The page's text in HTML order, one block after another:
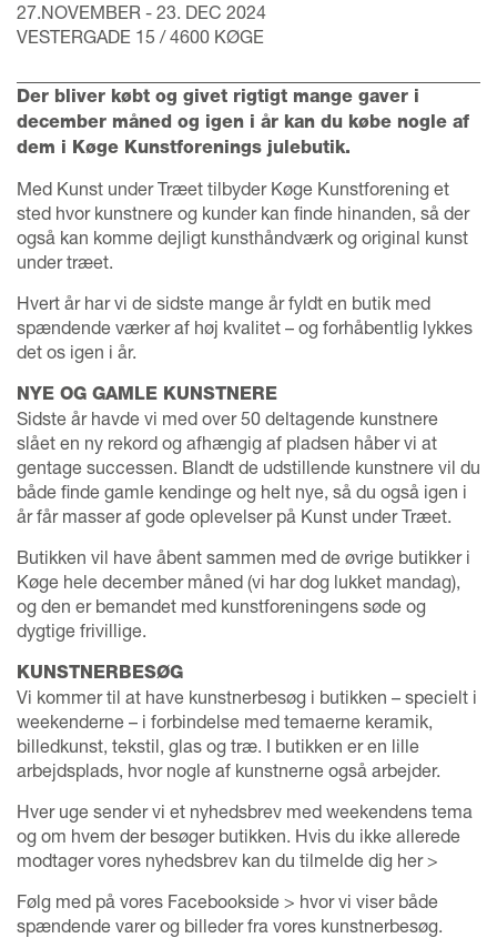
27.NOVEMBER - 23. DEC 2024
VESTERGADE 15 / 4600 KØGE
Der bliver købt og givet rigtigt mange gaver i
december måned og igen i år kan du købe nogle af
dem i Køge Kunstforenings julebutik.
Med Kunst under Træet tilbyder Køge Kunstforening et
sted hvor kunstnere og kunder kan finde hinanden, så der
også kan komme dejligt kunsthåndværk og original kunst
under træet.
Hvert år har vi de sidste mange år fyldt en butik med
spændende værker af høj kvalitet – og forhåbentlig lykkes
det os igen i år.
NYE OG GAMLE KUNSTNERE
Sidste år havde vi med over 50 deltagende kunstnere
slået en ny rekord og afhængig af pladsen håber vi at
gentage successen. Blandt de udstillende kunstnere vil du
både finde gamle kendinge og helt nye, så du også igen i
år får masser af gode oplevelser på Kunst under Træet.
Butikken vil have åbent sammen med de øvrige butikker i
Køge hele december måned (vi har dog lukket mandag),
og den er bemandet med kunstforeningens søde og
dygtige frivillige.
KUNSTNERBESØG
Vi kommer til at have kunstnerbesøg i butikken – specielt i
weekenderne – i forbindelse med temaerne keramik,
billedkunst, tekstil, glas og træ. I butikken er en lille
arbejdsplads, hvor nogle af kunstnerne også arbejder.
Hver uge sender vi et nyhedsbrev med weekendens tema
og om hvem der besøger butikken. Hvis du ikke allerede
modtager vores nyhedsbrev kan du tilmelde dig her >
Følg med på vores Facebookside > hvor vi viser både
spændende varer og billeder fra vores kunstnerbesøg.